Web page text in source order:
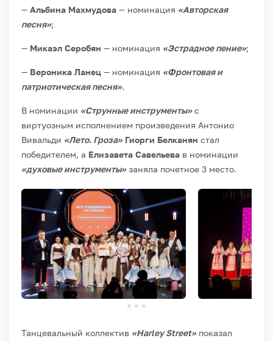
— Альбина Махмудова — номинация «Авторская
песня»;
— Микаэл Серобян — номинация «Эстрадное пение»;
— Вероника Ланец — номинация «Фронтовая и
патриотическая песня».
В номинации «Струнные инструменты»с
виртуозным исполнением произведения Антонио
Вивальди «Лето. Гроза» Гиорги Белканян стал
победителем, а Елизавета Савельева в номинации
«духовые инструменты»заняла почетное 3 место.
Танцевальный коллектив «Harley Street»показал